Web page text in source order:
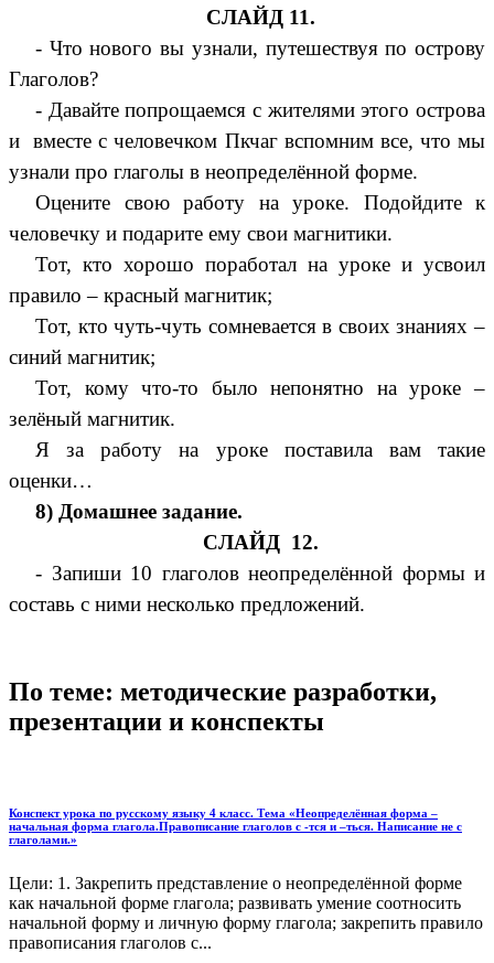
СЛАЙД 11.
- Что нового вы узнали, путешествуя по острову
Глаголов?
- Давайте попрощаемся с жителями этого острова
и вместе с человечком Пкчаг вспомним все, что мы
узнали про глаголы в неопределённой форме.
Оцените свою работу на уроке. Подойдите к
человечку и подарите ему свои магнитики.
Тот, кто хорошо поработал на уроке и усвоил
правило – красный магнитик;
Тот, кто чуть-чуть сомневается в своих знаниях –
синий магнитик;
Тот, кому что-то было непонятно на уроке –
зелёный магнитик.
Я за работу на уроке поставила вам такие
оценки…
8) Домашнее задание.
СЛАЙД 12.
- Запиши 10 глаголов неопределённой формы и
составь с ними несколько предложений.
По теме: методические разработки,
презентации и конспекты
Конспект урока по русскому языку 4 класс. Тема «Неопределённая форма –
начальная форма глагола.Правописание глаголов с -тся и –ться. Написание не с
глаголами.»
Цели: 1. Закрепить представление о неопределённой форме
как начальной форме глагола; развивать умение соотносить
начальной форму и личную форму глагола; закрепить правило
правописания глаголов с...